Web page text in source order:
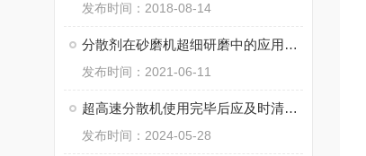
发布时间：2018-08-14
分散剂在砂磨机超细研磨中的应用原理及其要求
发布时间：2021-06-11
超高速分散机使用完毕后应及时清洁，保持设备干净
发布时间：2024-05-28